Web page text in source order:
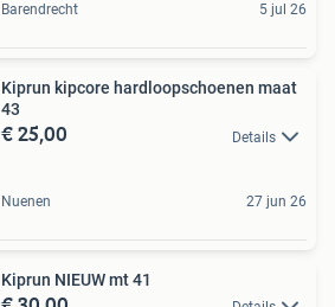
Barendrecht 5 jul 26
Kiprun kipcore hardloopschoenen maat
43
€ 25,00 Details
Nuenen 27 jun 26
Kiprun NIEUW mt 41